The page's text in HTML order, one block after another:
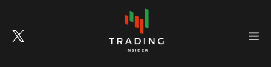
content